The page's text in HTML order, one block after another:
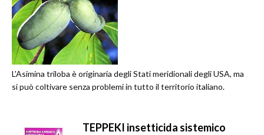
L'Asimina triloba è originaria degli Stati meridionali degli USA, ma
si può coltivare senza problemi in tutto il territorio italiano.
TEPPEKI insetticida sistemico